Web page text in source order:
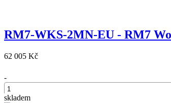
RM7-WKS-2MN-EU - RM7
62 005 Kč
-
skladem